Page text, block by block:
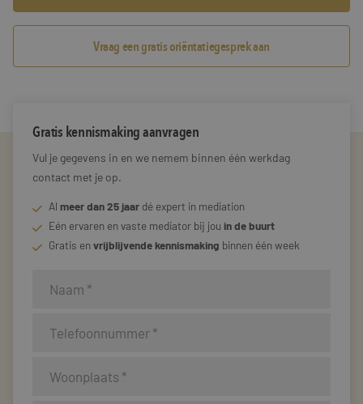
Vraag een gratis oriëntatiegesprek aan
Gratis kennismaking aanvragen
Vul je gegevens in en we nemem binnen één werkdag
contact met je op.
Al meer dan 25 jaar dé expert in mediation
Eén ervaren en vaste mediator bij jou in de buurt
Gratis envrijblijvende kennismaking binnen één week